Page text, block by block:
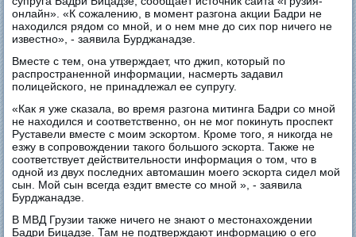
онлайн». «К сожалению, в момент разгона акции Бадри не
находился рядом со мной, и о нем мне до сих пор ничего не
известно», - заявила Бурджанадзе.
Вместе с тем, она утверждает, что джип, который по
распространенной информации, насмерть задавил
полицейского, не принадлежал ее супругу.
«Как я уже сказала, во время разгона митинга Бадри со мной
не находился и соответственно, он не мог покинуть проспект
Руставели вместе с моим эскортом. Кроме того, я никогда не
езжу в сопровождении такого большого эскорта. Также не
соответствует действительности информация о том, что в
одной из двух последних автомашин моего эскорта сидел мой
сын. Мой сын всегда ездит вместе со мной », - заявила
Бурджанадзе.
В МВД Грузии также ничего не знают о местонахождении
Бадри Бицадзе. Там не подтверждают информацию о его